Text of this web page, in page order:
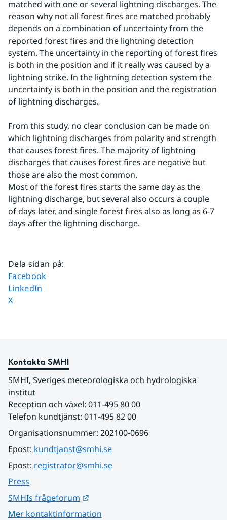
matched with one or several lightning discharges. The
reason why not all forest fires are matched probably
depends on a combination of uncertainty from the
reported forest fires and the lightning detection
system. The uncertainty in the reporting of forest fires
is both in the position and if it really was caused by a
lightning strike. In the lightning detection system the
uncertainty is both in the position and the registration
of lightning discharges.
From this study, no clear conclusion can be made on
which lightning discharges from polarity and strength
that causes forest fires. The majority of lightning
discharges that causes forest fires are negative but
those are also the most common.
Most of the forest fires starts the same day as the
lightning discharge, but several also occurs a couple
of days later, and single forest fires also as long as 6-7
days after the lightning discharge.
Dela sidan på:
Dela sidan på
Facebook
Dela sidan på
LinkedIn
Dela sidan på
X
Kontakta SMHI
SMHI, Sveriges meteorologiska och hydrologiska
institut
Reception och växel: 011-495 80 00
Telefon kundtjänst: 011-495 82 00
Organisationsnummer: 202100-0696
Epost: kundtjanst@smhi.se
Epost: registrator@smhi.se
Press
SMHIs frågeforum
Mer kontaktinformation